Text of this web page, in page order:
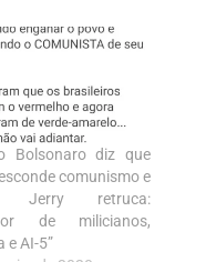
Bolsonaro diz que
comunismo e
Jerry retruca:
de milicianos,
e AI-5”